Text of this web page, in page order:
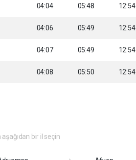
04:04 05:48 12:54
04:06 05:49 12:54
04:07 05:49 12:54
04:08 05:50 12:54
bir il seçin